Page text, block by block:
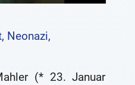
Neonazi,
(* 23. Januar